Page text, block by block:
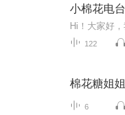
小棉花电台
122
棉花糖姐姐
6